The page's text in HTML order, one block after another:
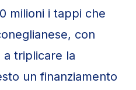
milioni i tappi che
con
a triplicare la
un finanziamento